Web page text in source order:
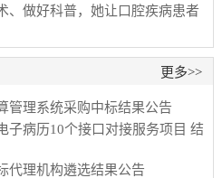
做好科普，她让口腔疾病患者
更多>>
管理系统采购中标结果公告
子病历10个接口对接服务项目 结
代理机构遴选结果公告